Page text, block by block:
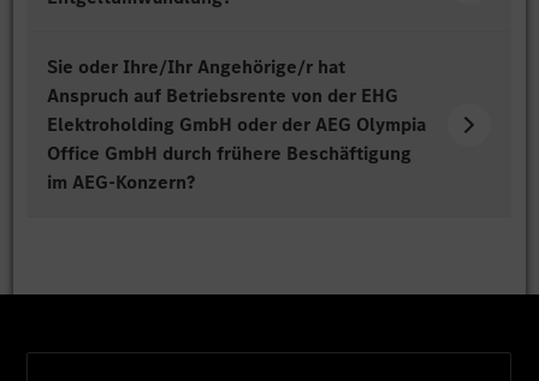
Sie oder Ihre/Ihr Angehörige/r hat
Anspruch auf Betriebsrente von der EHG
Elektroholding GmbH oder der AEG Olympia
Office GmbH durch frühere Beschäftigung
im AEG-Konzern?